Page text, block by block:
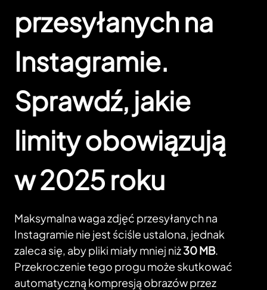
przesyłanych na
Instagramie.
Sprawdź, jakie
limity obowiązują
w 2025 roku
Maksymalna waga zdjęć przesyłanych na
Instagramie nie jest ściśle ustalona, jednak
zaleca się, aby pliki miały mniej niż30 MB.
Przekroczenie tego progu może skutkować
automatyczną kompresją obrazów przez